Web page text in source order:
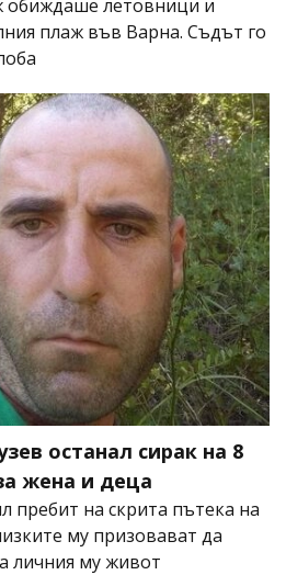
летовници и
плаж във Варна. Съдът го
останал сирак на 8
жена и деца
пребит на скрита пътека на
му призовават да
личния му живот